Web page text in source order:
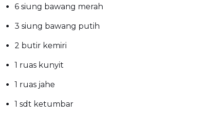
6 siung bawang merah
3 siung bawang putih
2 butir kemiri
1 ruas kunyit
1 ruas jahe
1 sdt ketumbar